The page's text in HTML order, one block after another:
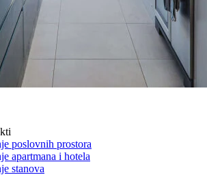
poslovnih prostora
apartmana i hotela
stanova